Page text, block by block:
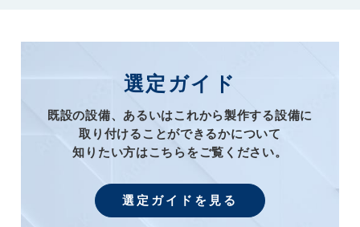
選定ガイド
既設の設備、あるいはこれから製作する設備に
取り付けることができるかについて
知りたい方はこちらをご覧ください。
選定ガイドを見る